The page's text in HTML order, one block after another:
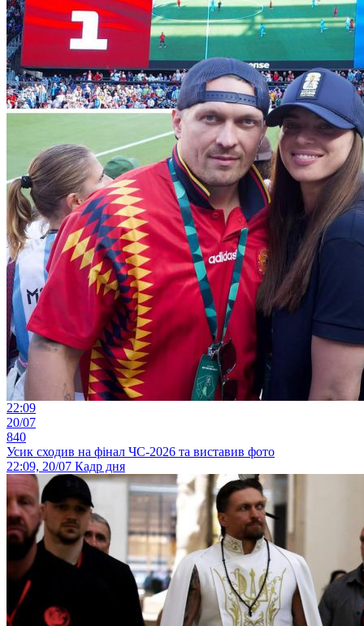
22:09
20/07
840
Усик сходив на фінал ЧС-2026 та виставив фото
22:09, 20/07 Кадр дня